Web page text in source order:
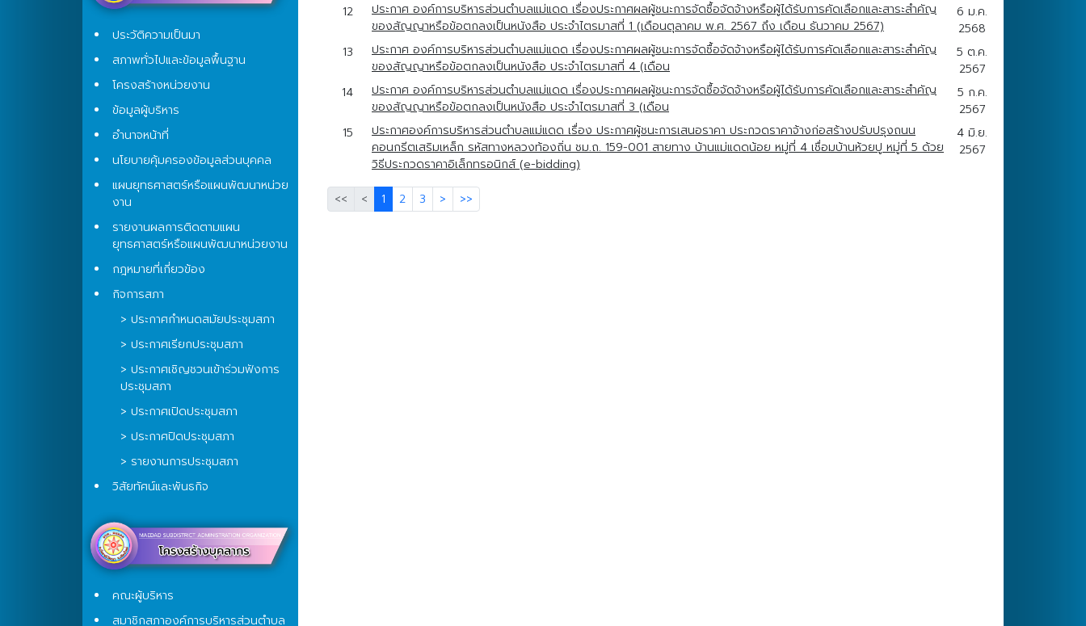
ประวัติความเป็นมา
สภาพทั่วไปและข้อมูลพื้นฐาน
โครงสร้างหน่วยงาน
ข้อมูลผู้บริหาร
อำนาจหน้าที่
นโยบายคุ้มครองข้อมูลส่วนบุคคล
แผนยุทธศาสตร์หรือแผนพัฒนาหน่วย
งาน
รายงานผลการติดตามแผน
ยุทธศาสตร์หรือแผนพัฒนาหน่วยงาน
กฎหมายที่เกี่ยวข้อง
กิจการสภา
> ประกาศกำหนดสมัยประชุมสภา
> ประกาศเรียกประชุมสภา
> ประกาศเชิญชวนเข้าร่วมฟังการ
ประชุมสภา
> ประกาศเปิดประชุมสภา
> ประกาศปิดประชุมสภา
> รายงานการประชุมสภา
วิสัยทัศน์และพันธกิจ
คณะผู้บริหาร
สมาชิกสภาองค์การบริหารส่วนตำบล
12
ประกาศ องค์การบริหารส่วนตำบลแม่แดด เรื่องประกาศผลผู้ชนะการจัดซื้อจัดจ้างหรือผู้ได้รับการคัดเลือกและสาระสำคัญ
ของสัญญาหรือข้อตกลงเป็นหนังสือ ประจำไตรมาสที่ 1 (เดือนตุลาคม พ.ศ. 2567 ถึง เดือน ธันวาคม 2567)
6 ม.ค.
2568
13
ประกาศ องค์การบริหารส่วนตำบลแม่แดด เรื่องประกาศผลผู้ชนะการจัดซื้อจัดจ้างหรือผู้ได้รับการคัดเลือกและสาระสำคัญ
ของสัญญาหรือข้อตกลงเป็นหนังสือ ประจำไตรมาสที่ 4 (เดือน
5 ต.ค.
2567
14
ประกาศ องค์การบริหารส่วนตำบลแม่แดด เรื่องประกาศผลผู้ชนะการจัดซื้อจัดจ้างหรือผู้ได้รับการคัดเลือกและสาระสำคัญ
ของสัญญาหรือข้อตกลงเป็นหนังสือ ประจำไตรมาสที่ 3 (เดือน
5 ก.ค.
2567
15
ประกาศองค์การบริหารส่วนตำบลแม่แดด เรื่อง ประกาศผู้ชนะการเสนอราคา ประกวดราคาจ้างก่อสร้างปรับปรุงถนน
คอนกรีตเสริมเหล็ก รหัสทางหลวงท้องถิ่น ชม.ถ. 159-001 สายทาง บ้านแม่แดดน้อย หมู่ที่ 4 เชื่อมบ้านห้วยปู หมู่ที่ 5 ด้วย
วิธีประกวดราคาอิเล็กทรอนิกส์ (e-bidding)
4 มิ.ย.
2567
<< < 1 2 3 > >>